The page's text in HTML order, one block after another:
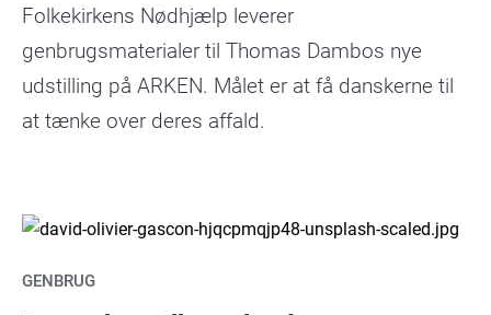
Folkekirkens Nødhjælp leverer
genbrugsmaterialer til Thomas Dambos nye
udstilling på ARKEN. Målet er at få danskerne til
at tænke over deres affald.
GENBRUG